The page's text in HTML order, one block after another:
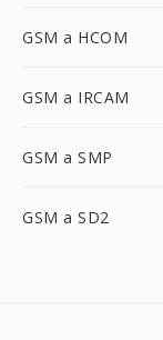
GSM a HCOM
GSM a IRCAM
GSM a SMP
GSM a SD2